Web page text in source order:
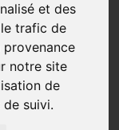
et des
trafic de
notre site
de
suivi.